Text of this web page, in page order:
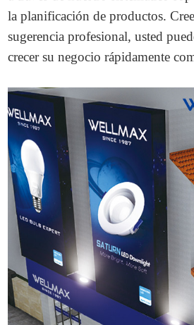
la planificación de productos.
sugerencia profesional, usted
crecer su negocio rápidamente